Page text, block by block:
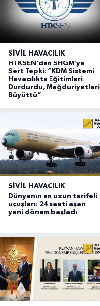
SIVIL HAVACILIK
HTKSEN’den SHGM’ye
Sert Tepki: “KDM Sistemi
Havacılıkta Eğitimleri
Durdurdu, Mağduriyetleri
Büyüttü”
SIVIL HAVACILIK
Dünyanın en uzun tarifeli
uçuşları: 24 saati aşan
yeni dönem başladı